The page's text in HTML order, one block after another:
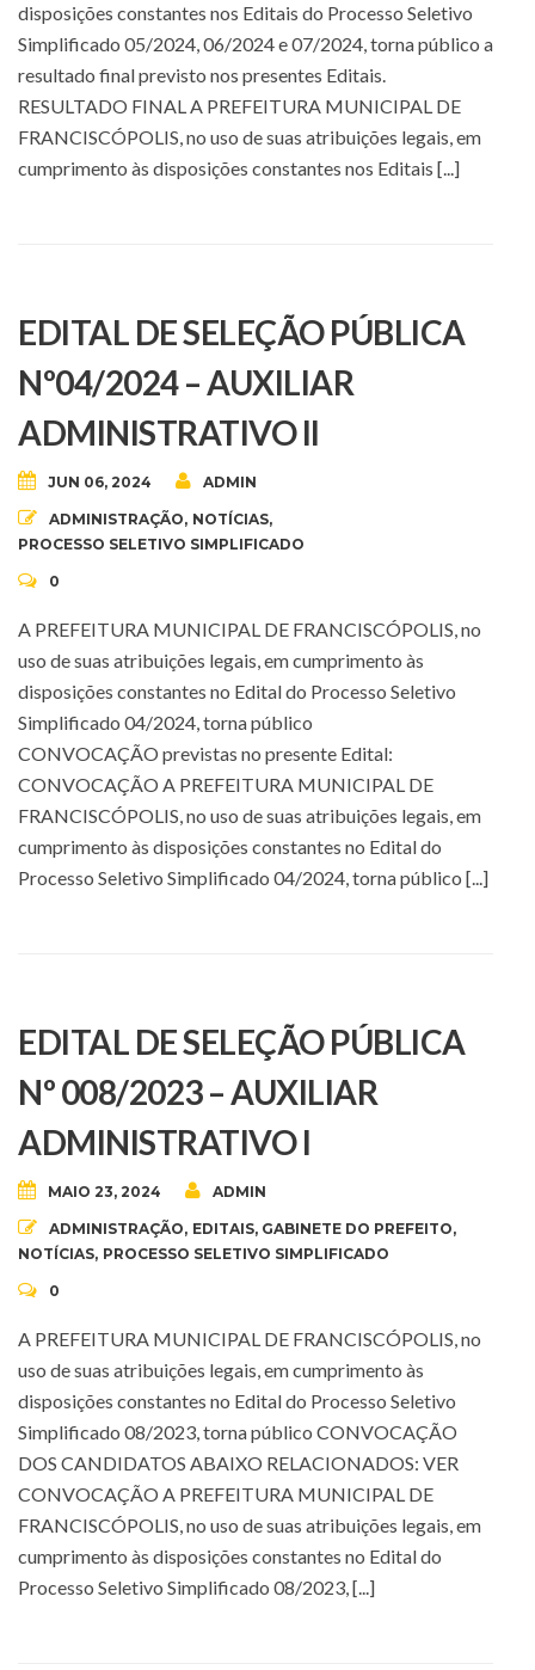
disposições constantes nos Editais do Processo Seletivo
Simplificado 05/2024, 06/2024 e 07/2024, torna público a
resultado final previsto nos presentes Editais.
RESULTADO FINAL A PREFEITURA MUNICIPAL DE
FRANCISCÓPOLIS, no uso de suas atribuições legais, em
cumprimento às disposições constantes nos Editais [...]
EDITAL DE SELEÇÃO PÚBLICA
Nº04/2024 – AUXILIAR
ADMINISTRATIVO II
JUN 06, 2024 ADMIN
ADMINISTRAÇÃO, NOTÍCIAS,
PROCESSO SELETIVO SIMPLIFICADO
0
A PREFEITURA MUNICIPAL DE FRANCISCÓPOLIS, no
uso de suas atribuições legais, em cumprimento às
disposições constantes no Edital do Processo Seletivo
Simplificado 04/2024, torna público
CONVOCAÇÃO previstas no presente Edital:
CONVOCAÇÃO A PREFEITURA MUNICIPAL DE
FRANCISCÓPOLIS, no uso de suas atribuições legais, em
cumprimento às disposições constantes no Edital do
Processo Seletivo Simplificado 04/2024, torna público [...]
EDITAL DE SELEÇÃO PÚBLICA
Nº 008/2023 – AUXILIAR
ADMINISTRATIVO I
MAIO 23, 2024 ADMIN
ADMINISTRAÇÃO, EDITAIS, GABINETE DO PREFEITO,
NOTÍCIAS, PROCESSO SELETIVO SIMPLIFICADO
0
A PREFEITURA MUNICIPAL DE FRANCISCÓPOLIS, no
uso de suas atribuições legais, em cumprimento às
disposições constantes no Edital do Processo Seletivo
Simplificado 08/2023, torna público CONVOCAÇÃO
DOS CANDIDATOS ABAIXO RELACIONADOS: VER
CONVOCAÇÃO A PREFEITURA MUNICIPAL DE
FRANCISCÓPOLIS, no uso de suas atribuições legais, em
cumprimento às disposições constantes no Edital do
Processo Seletivo Simplificado 08/2023, [...]